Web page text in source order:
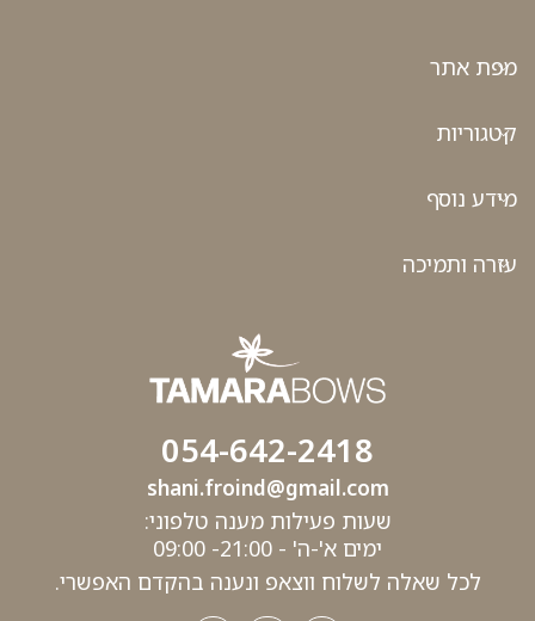
מפת אתר
קטגוריות
מידע נוסף
עזרה ותמיכה
054-642-2418
shani.froind@gmail.com
שעות פעילות מענה טלפוני:
ימים א'-ה' - 21:00- 09:00
לכל שאלה לשלוח ווצאפ ונענה בהקדם האפשרי.